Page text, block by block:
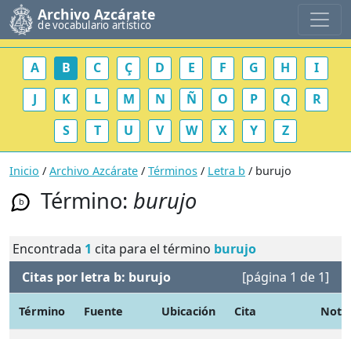
Archivo Azcárate
de vocabulario artístico
A B C Ç D E F G H
I
J
K L M N Ñ O P Q
R
S
T U V W X Y Z
Inicio / Archivo Azcárate / Términos / Letra b / burujo
b Término: burujo
Encontrada 1 cita para el término burujo
Citas por letra b: burujo
[página 1 de 1]
Término Fuente Ubicación Cita